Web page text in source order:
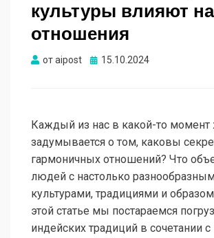
культуры влияют на
отношения
отaipost Опубликовано
15.10.2024
Каждый из нас в какой-то момент
задумывается о том, каковы
гармоничных отношений? Что
людей с настолько
культурами, традициями и
этой статье мы постараемся
индейских традиций в сочетании с